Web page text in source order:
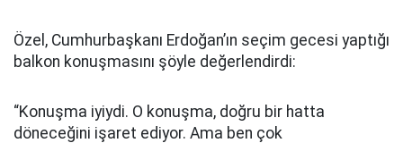
Özel, Cumhurbaşkanı Erdoğan’ın seçim gecesi yaptığı
balkon konuşmasını şöyle değerlendirdi:
“Konuşma iyiydi. O konuşma, doğru bir hatta
döneceğini işaret ediyor. Ama ben çok